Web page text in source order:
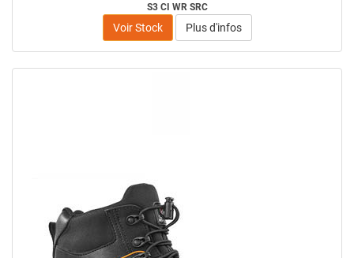
S3 CI WR SRC
Voir Stock Plus d'infos